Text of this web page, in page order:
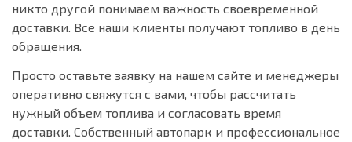
никто другой понимаем важность своевременной
доставки. Все наши клиенты получают топливо в день
обращения.
Просто оставьте заявку на нашем сайте и менеджеры
оперативно свяжутся с вами, чтобы рассчитать
нужный объем топлива и согласовать время
доставки. Собственный автопарк и профессиональное